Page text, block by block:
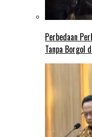
Perbedaan
Tanpa Borgol